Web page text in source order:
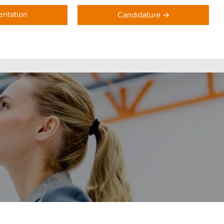
Candidature
DOMAINES DE FORMATION
Formations Marketing
Formations Commerce
Formations Communication
Formations Achat Logistique